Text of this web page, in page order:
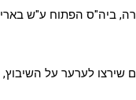
ביה"ס הפתוח ע"ש
שירצו לערער על